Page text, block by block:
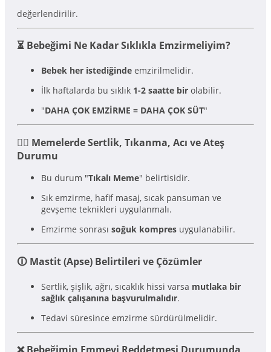
değerlendirilir.
⏳ Bebeğimi Ne Kadar Sıklıkla Emzirmeliyim?
Bebek her istediğinde emzirilmelidir.
İlk haftalarda bu sıklık 1-2 saatte bir olabilir.
"DAHA ÇOK EMZİRME = DAHA ÇOK SÜT"
🛋‍♂️ Memelerde Sertlik, Tıkanma, Acı ve Ateş
Durumu
Bu durum "Tıkalı Meme" belirtisidir.
Sık emzirme, hafif masaj, sıcak pansuman ve
gevşeme teknikleri uygulanmalı.
Emzirme sonrası soğuk kompres uygulanabilir.
🛈 Mastit (Apse) Belirtileri ve Çözümler
Sertlik, şişlik, ağrı, sıcaklık hissi varsa mutlaka bir
sağlık çalışanına başvurulmalıdır.
Tedavi süresince emzirme sürdürülmelidir.